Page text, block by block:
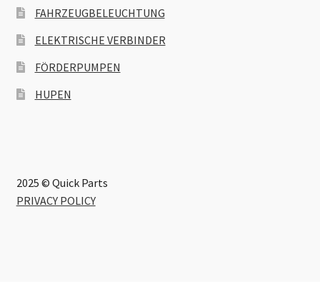
FAHRZEUGBELEUCHTUNG
ELEKTRISCHE VERBINDER
FÖRDERPUMPEN
HUPEN
2025 © Quick Parts
PRIVACY POLICY